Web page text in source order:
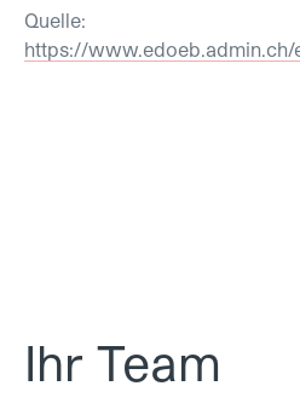
Quelle:
https://
Ihr Team